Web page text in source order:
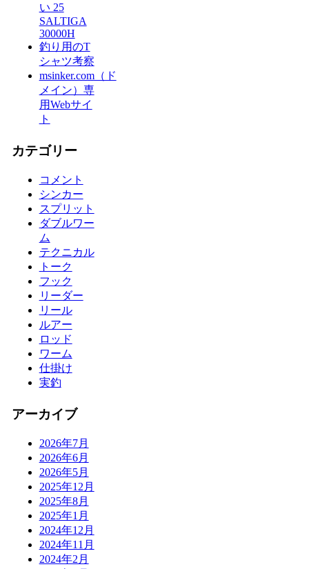
い 25
SALTIGA
30000H
釣り用のT
シャツ考察
msinker.com（ド
メイン）専
用Webサイ
ト
カテゴリー
コメント
シンカー
スプリット
ダブルワー
ム
テクニカル
トーク
フック
リーダー
リール
ルアー
ロッド
ワーム
仕掛け
実釣
アーカイブ
2026年7月
2026年6月
2026年5月
2025年12月
2025年8月
2025年1月
2024年12月
2024年11月
2024年2月